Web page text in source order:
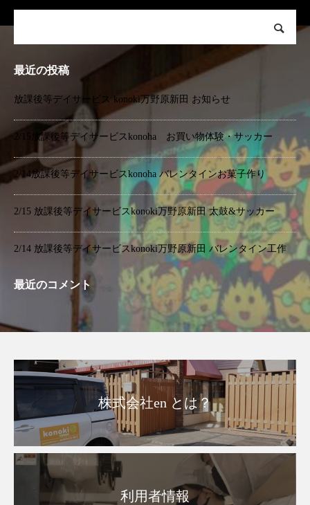
最近の投稿
放課後等デイサービス konoki万野原新田 お知らせ
2/15放課後等デイサービスkonoha お買い物体験・サッカー
2/14放課後等デイサービスkonoha バレンタインお菓子作り
2/15 放課後等デイサービスkonoki万野原新田 太鼓&サッカー
2/14 放課後等デイサービスkonoki万野原新田 バレンタイン工作
最近のコメント
株式会社en とは？
利用者情報